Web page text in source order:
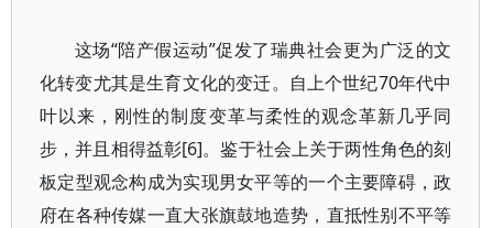
这场“陪产假运动”促发了瑞典社会更为广泛的文
化转变尤其是生育文化的变迁。自上个世纪70年代中
叶以来，刚性的制度变革与柔性的观念革新几乎同
步，并且相得益彰[6]。鉴于社会上关于两性角色的刻
板定型观念构成为实现男女平等的一个主要障碍，政
府在各种传媒一直大张旗鼓地造势，直抵性别不平等